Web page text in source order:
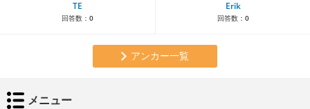
TE
回答数： 0
Erik
回答数： 0
アンカー一覧
メニュー